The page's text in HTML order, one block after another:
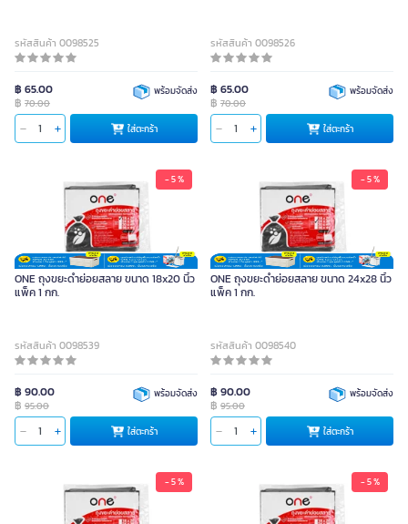
รหัสสินค้า 0098525
฿ 65.00
฿ 70.00
พร้อมจัดส่ง
ใส่ตะกร้า
รหัสสินค้า 0098526
฿ 65.00
฿ 70.00
พร้อมจัดส่ง
ใส่ตะกร้า
- 5 %
ONE ถุงขยะดำย่อยสลาย ขนาด 18x20 นิ้ว
แพ็ค 1 กก.
รหัสสินค้า 0098539
฿ 90.00
฿ 95.00
พร้อมจัดส่ง
ใส่ตะกร้า
- 5 %
ONE ถุงขยะดำย่อยสลาย ขนาด 24x28 นิ้ว
แพ็ค 1 กก.
รหัสสินค้า 0098540
฿ 90.00
฿ 95.00
พร้อมจัดส่ง
ใส่ตะกร้า
- 5 % - 5 %